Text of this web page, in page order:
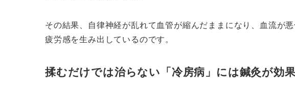
その結果、自律神経が乱れて血管が縮んだままになり、血流が
疲労感を生み出しているのです。
揉むだけでは治らない「冷房病」には鍼灸が効